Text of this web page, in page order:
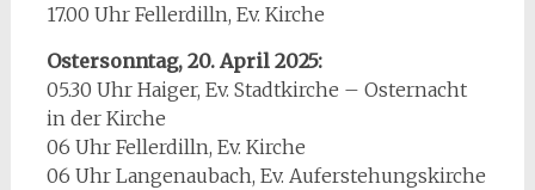
17.00 Uhr Fellerdilln, Ev. Kirche
Ostersonntag, 20. April 2025:
05.30 Uhr Haiger, Ev. Stadtkirche – Osternacht
in der Kirche
06 Uhr Fellerdilln, Ev. Kirche
06 Uhr Langenaubach, Ev. Auferstehungskirche